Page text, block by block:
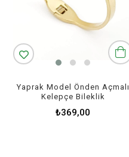
Yaprak Model Önden Açmalı
Kelepçe Bileklik
₺369,00